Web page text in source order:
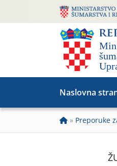
Naslovna
» Preporuke